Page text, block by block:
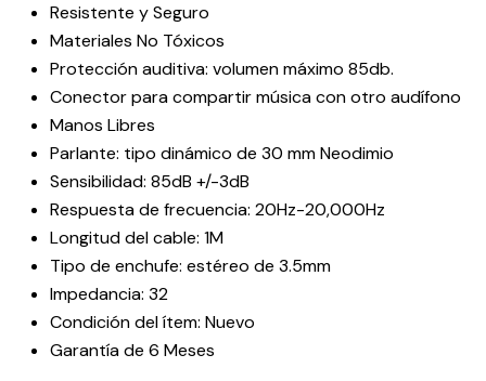
Resistente y Seguro
Materiales No Tóxicos
Protección auditiva: volumen máximo 85db.
Conector para compartir música con otro audífono
Manos Libres
Parlante: tipo dinámico de 30 mm Neodimio
Sensibilidad: 85dB +/-3dB
Respuesta de frecuencia: 20Hz-20,000Hz
Longitud del cable: 1M
Tipo de enchufe: estéreo de 3.5mm
Impedancia: 32
Condición del ítem: Nuevo
Garantía de 6 Meses